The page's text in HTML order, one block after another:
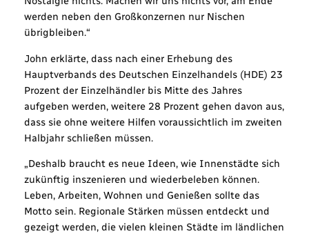
werden neben den Großkonzernen nur Nischen
übrigbleiben.“
John erklärte, dass nach einer Erhebung des
Hauptverbands des Deutschen Einzelhandels (HDE) 23
Prozent der Einzelhändler bis Mitte des Jahres
aufgeben werden, weitere 28 Prozent gehen davon aus,
dass sie ohne weitere Hilfen voraussichtlich im zweiten
Halbjahr schließen müssen.
„Deshalb braucht es neue Ideen, wie Innenstädte sich
zukünftig inszenieren und wiederbeleben können.
Leben, Arbeiten, Wohnen und Genießen sollte das
Motto sein. Regionale Stärken müssen entdeckt und
gezeigt werden, die vielen kleinen Städte im ländlichen